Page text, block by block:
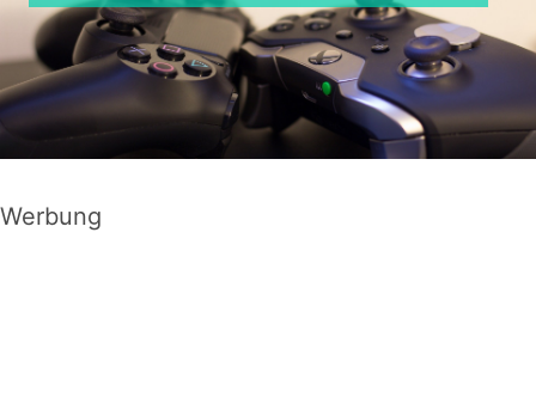
Werbung